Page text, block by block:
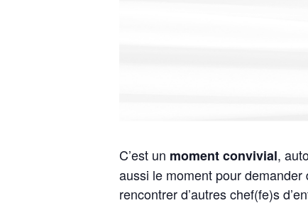
C’est un moment convivial,
aussi le moment pour
rencontrer d’autres chef(fe)s